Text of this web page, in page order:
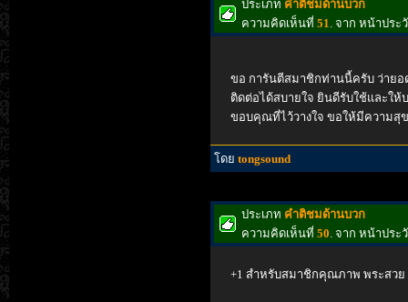
ประเภท คำติชมด้านบวก
ความคิดเห็นที่ 51. จาก หน้าประ
ขอ การันตีสมาชิกท่านนี้ครับ ว่ายอ
ติดต่อได้สบายใจ ยินดีรับใช้และให้
ขอบคุณที่ไว้วางใจ ขอให้มีความสุข
โดย tongsound
ประเภท คำติชมด้านบวก
ความคิดเห็นที่ 50. จาก หน้าประ
+1 สำหรับสมาชิกคุณภาพ พระสวย